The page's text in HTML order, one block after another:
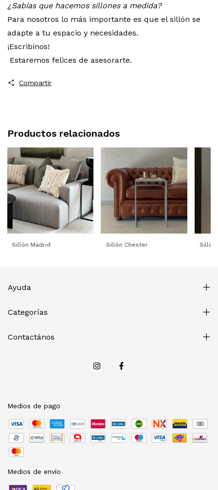
¿Sabías que hacemos sillones a medida?
Para nosotros lo más importante es que el sillón se
adapte a tu espacio y necesidades.
¡Escribinos!
Estaremos felices de asesorarte.
Compartir
Productos relacionados
Sillón Madrid Sillón Chester Sillón
Ayuda
Categorías
Contactános
Medios de pago
Medios de envío